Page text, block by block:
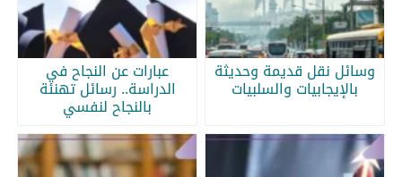
وسائل نقل قديمة وحديثة
بالإيجابيات والسلبيات
عبارات عن النجاح في
الدراسة.. رسائل تهنئة
بالنجاح لنفسي